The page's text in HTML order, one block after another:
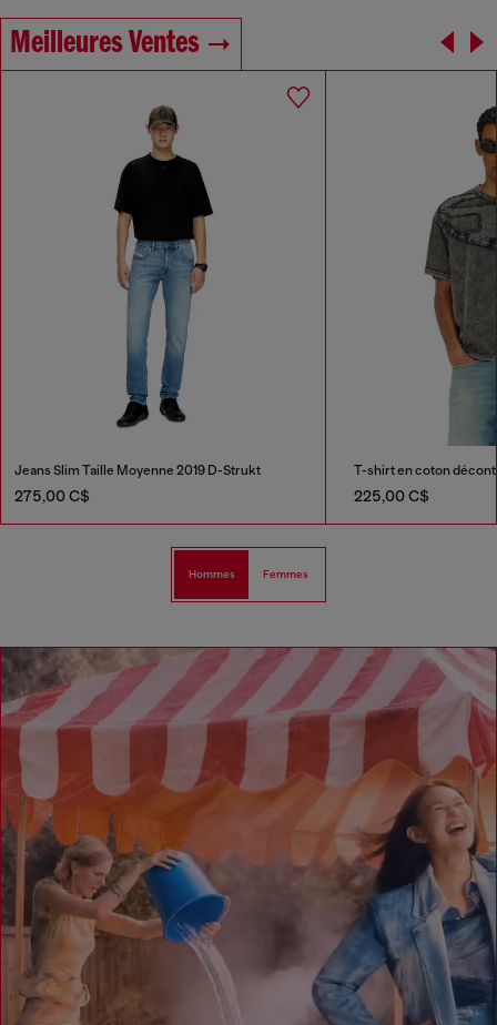
Meilleures Ventes
Jeans Slim Taille Moyenne 2019 D-Strukt
275,00 C$ 225,00 C$
Hommes Femmes